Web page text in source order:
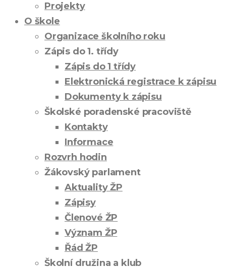
Projekty
O škole
Organizace školního roku
Zápis do 1. třídy
Zápis do 1 třídy
Elektronická registrace k zápisu
Dokumenty k zápisu
Školské poradenské pracoviště
Kontakty
Informace
Rozvrh hodin
Žákovský parlament
Aktuality ŽP
Zápisy
Členové ŽP
Význam ŽP
Řád ŽP
Školní družina a klub